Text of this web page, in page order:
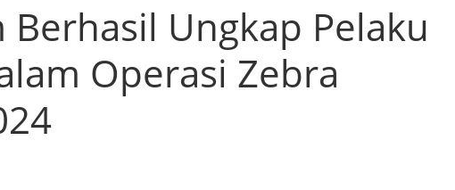
Pelaku
Curanmor
Operasi
Berhasil Ungkap Pelaku
Operasi Zebra